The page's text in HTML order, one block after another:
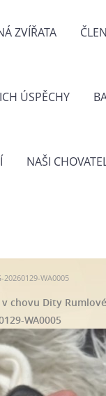
ZVÍŘATA
ÚSPĚCHY
NAŠI
20260129-WA0005
chovu Dity Rumlové
WA0005